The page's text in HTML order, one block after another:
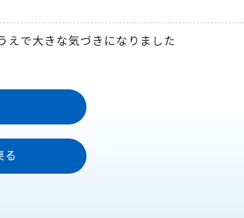
えで大きな気づきになりました
る